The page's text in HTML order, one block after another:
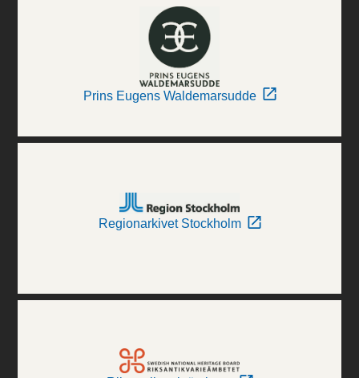
Prins Eugens Waldemarsudde
Regionarkivet Stockholm